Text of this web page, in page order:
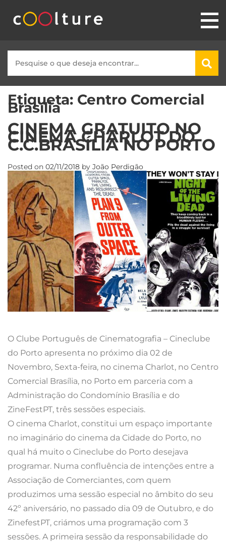
Etiqueta: Centro Comercial
Brasília
CINEMA GRATUITO NO
CINEMA CHARLOT DO
C.C.BRASÍLIA NO PORTO
Posted on 02/11/2018 by João Perdigão
O Clube Português de Cinematografia – Cineclube
do Porto apresenta no próximo dia 02 de
Novembro, Sexta-feira, no cinema Charlot, no Centro
Comercial Brasília, no Porto em parceria com a
Administração do Condomínio Brasília e do
ZineFestPT, três sessões especiais.
O cinema Charlot, constitui um espaço importante
no imaginário do cinema da Cidade do Porto, no
qual há muito o Cineclube do Porto desejava
programar. Numa confluência de intenções entre a
Associação de Comerciantes, com quem
produzimos uma sessão especial no âmbito do seu
42º aniversário, no passado dia 09 de Outubro, e do
ZinefestPT, criámos uma programação com 3
sessões. A primeira sessão da responsabilidade do